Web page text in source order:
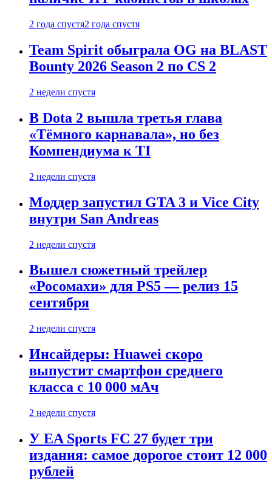
2 года спустя2 года спустя
Team Spirit обыграла OG на BLAST
Bounty 2026 Season 2 по CS 2
2 недели спустя
В Dota 2 вышла третья глава
«Тёмного карнавала», но без
Компендиума к TI
2 недели спустя
Моддер запустил GTA 3 и Vice City
внутри San Andreas
2 недели спустя
Вышел сюжетный трейлер
«Росомахи» для PS5 — релиз 15
сентября
2 недели спустя
Инсайдеры: Huawei скоро
выпустит смартфон среднего
класса с 10 000 мАч
2 недели спустя
У EA Sports FC 27 будет три
издания: самое дорогое стоит 12 000
рублей